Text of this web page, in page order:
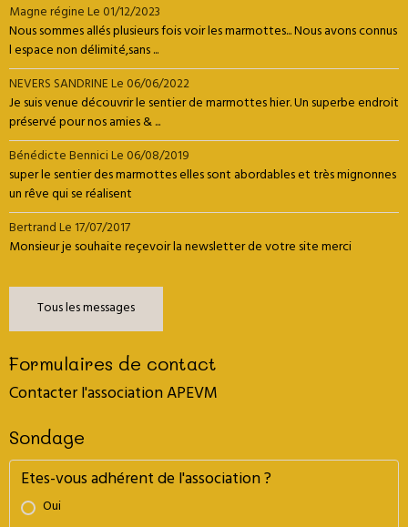
Magne régineLe 01/12/2023
Nous sommes allés plusieurs fois voir les marmottes... Nous avons connus
l espace non délimité,sans ...
NEVERS SANDRINELe 06/06/2022
Je suis venue découvrir le sentier de marmottes hier. Un superbe endroit
préservé pour nos amies & ...
Bénédicte BenniciLe 06/08/2019
super le sentier des marmottes elles sont abordables et très mignonnes
un rêve qui se réalisent
BertrandLe 17/07/2017
Monsieur je souhaite reçevoir la newsletter de votre site merci
Tous les messages
Formulaires de contact
Contacter l'association APEVM
Sondage
Etes-vous adhérent de l'association ?
Oui